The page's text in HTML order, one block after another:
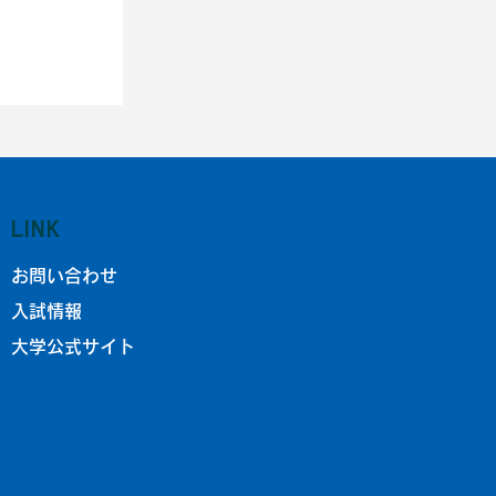
試合
LINK
お問い合わせ
入試情報
大学公式サイト